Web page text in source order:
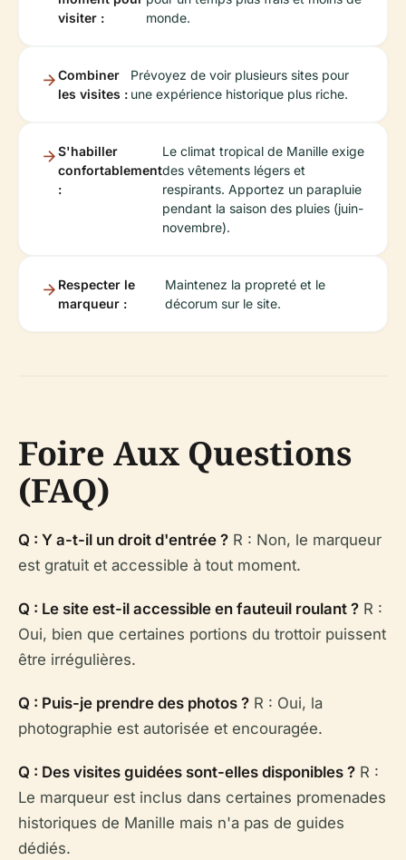
visiter :
monde.
Combiner
les visites :
Prévoyez de voir plusieurs sites pour
une expérience historique plus riche.
S'habiller
confortablement
:
Le climat tropical de Manille exige
des vêtements légers et
respirants. Apportez un parapluie
pendant la saison des pluies (juin-
novembre).
Respecter le
marqueur :
Maintenez la propreté et le
décorum sur le site.
Foire Aux Questions
(FAQ)
Q : Y a-t-il un droit d'entrée ? R : Non, le marqueur
est gratuit et accessible à tout moment.
Q : Le site est-il accessible en fauteuil roulant ? R :
Oui, bien que certaines portions du trottoir puissent
être irrégulières.
Q : Puis-je prendre des photos ? R : Oui, la
photographie est autorisée et encouragée.
Q : Des visites guidées sont-elles disponibles ? R :
Le marqueur est inclus dans certaines promenades
historiques de Manille mais n'a pas de guides
dédiés.